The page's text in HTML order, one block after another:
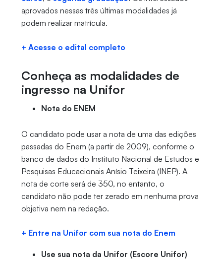
aprovados nessas três últimas modalidades já
podem realizar matrícula.
+ Acesse o edital completo
Conheça as modalidades de
ingresso na Unifor
Nota do ENEM
O candidato pode usar a nota de uma das edições
passadas do Enem (a partir de 2009), conforme o
banco de dados do Instituto Nacional de Estudos e
Pesquisas Educacionais Anísio Teixeira (INEP). A
nota de corte será de 350, no entanto, o
candidato não pode ter zerado em nenhuma prova
objetiva nem na redação.
+ Entre na Unifor com sua nota do Enem
Use sua nota da Unifor (Escore Unifor)